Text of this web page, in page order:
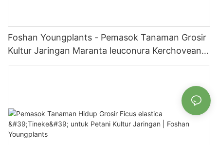
Foshan Youngplants - Pemasok Tanaman Grosir
Kultur Jaringan Maranta leuconura Kerchoveana
| Foshan Youngplants